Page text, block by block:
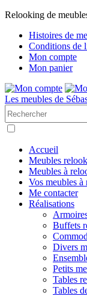
Relooking de
Histoires de
Conditions de
Mon compte
Mon panier
Les meubles de
Rechercher
Accueil
Meubles
Meubles à
Vos meubles à
Me contacter
Réalisations
Buffets
Divers
Petits
Tables
Tables